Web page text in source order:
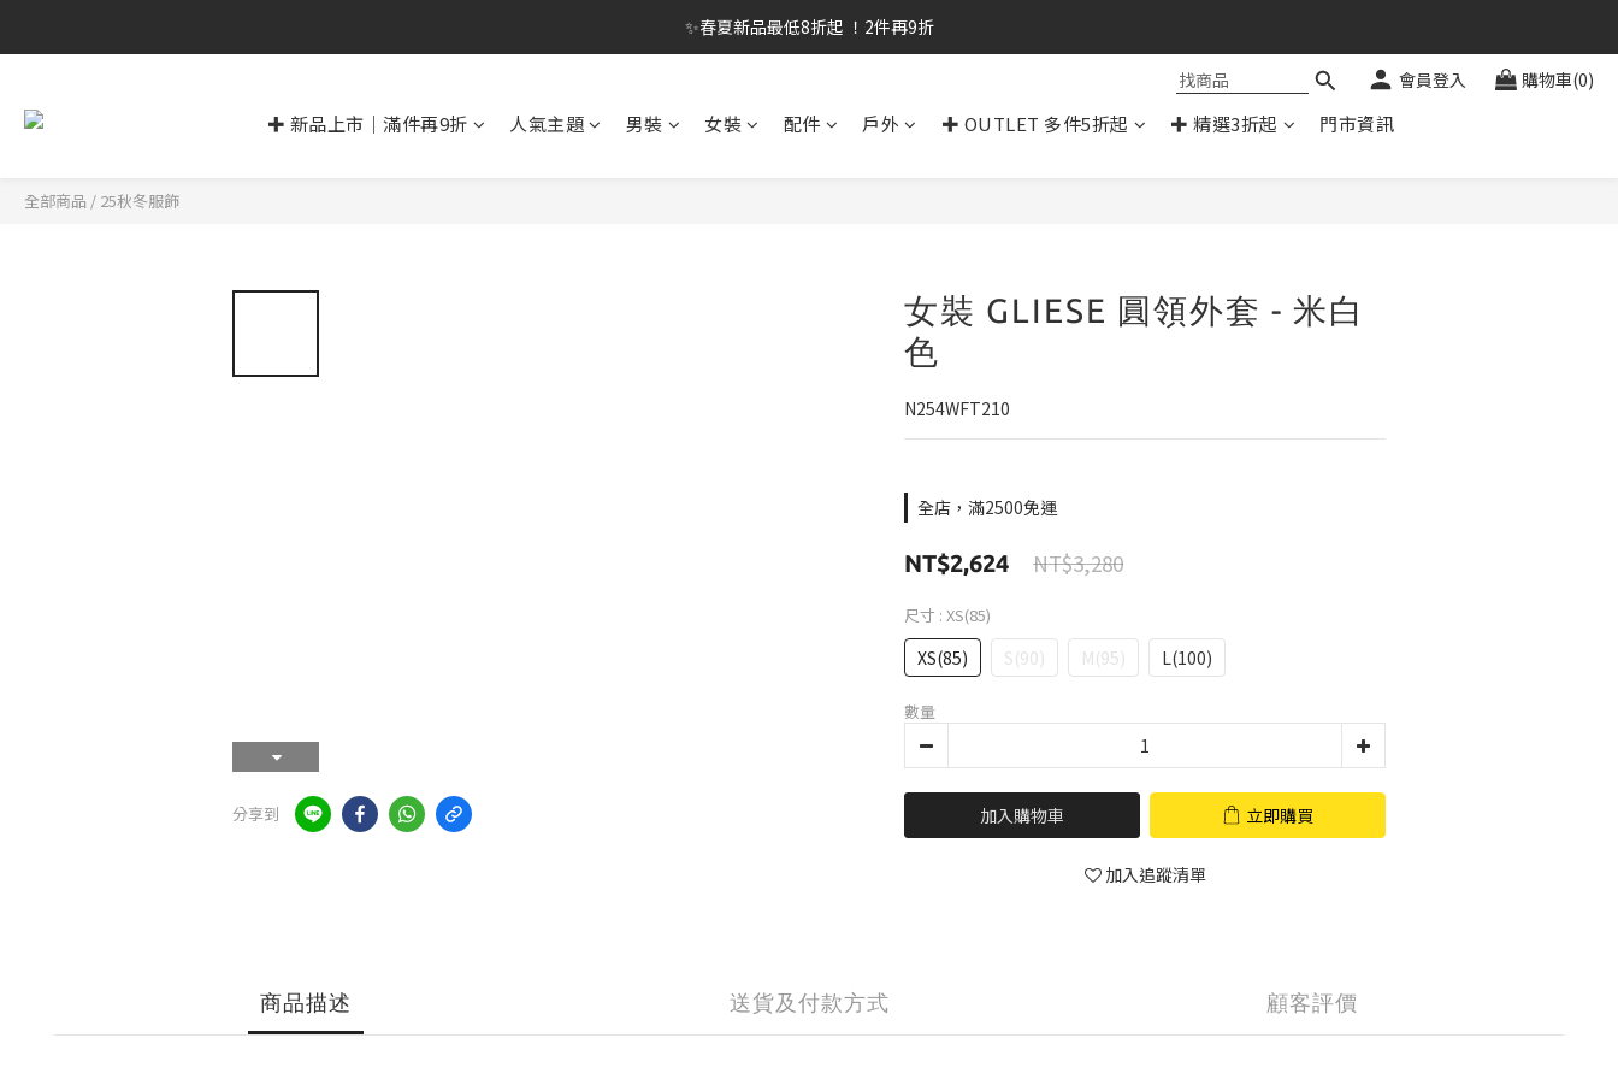
✨春夏新品最低8折起 ！2件再9折
✨春夏新品最低8折起 ！2件再9折
✨購買指定後背包送好運鑰匙圈 (贈完為止)
會員登入 購物車(0)
✚ 新品上市｜滿件再9折 人氣主題 男裝 女裝 配件 戶外 ✚ OUTLET 多件5折起 ✚ 精選3折起 門市資訊
全部商品 / 25秋冬服飾
分享到
女裝 GLIESE 圓領外套 - 米白
色
N254WFT210
全店，滿2500免運
NT$2,624 NT$3,280
尺寸 : XS(85)
XS(85) S(90) M(95) L(100)
數量
加入購物車 立即購買
加入追蹤清單
商品描述 送貨及付款方式 顧客評價